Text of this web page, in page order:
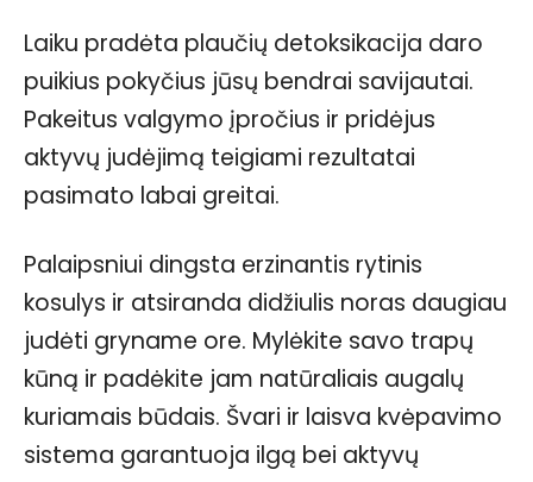
Laiku pradėta plaučių detoksikacija daro
puikius pokyčius jūsų bendrai savijautai.
Pakeitus valgymo įpročius ir pridėjus
aktyvų judėjimą teigiami rezultatai
pasimato labai greitai.
Palaipsniui dingsta erzinantis rytinis
kosulys ir atsiranda didžiulis noras daugiau
judėti gryname ore. Mylėkite savo trapų
kūną ir padėkite jam natūraliais augalų
kuriamais būdais. Švari ir laisva kvėpavimo
sistema garantuoja ilgą bei aktyvų